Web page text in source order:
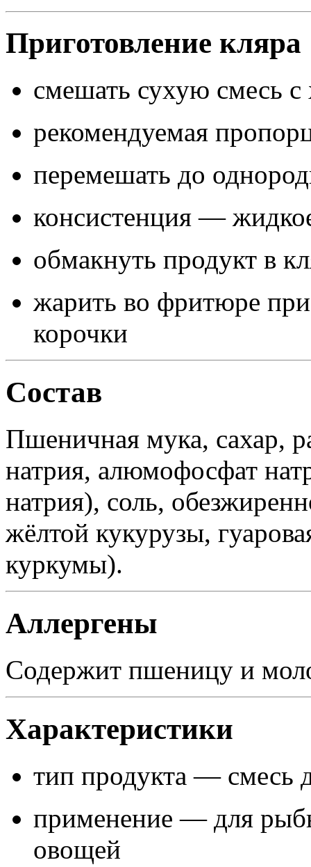
Приготовление кляра
смешать сухую смесь
рекомендуемая
перемешать до
консистенция —
обмакнуть продукт в
жарить во фритюре
корочки
Состав
Пшеничная мука, сахар,
натрия, алюмофосфат
натрия), соль,
жёлтой кукурузы,
куркумы).
Аллергены
Содержит пшеницу и
Характеристики
тип продукта — смесь
применение — для
овощей